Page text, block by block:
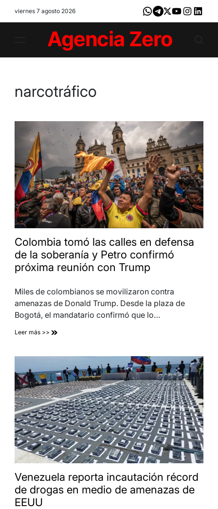
viernes 7 agosto 2026 Whatsapp
Telegram
X YoutubeInstagram
narcotráfico
Colombia tomó las calles en defensa
de la soberanía y Petro confirmó
próxima reunión con Trump
Miles de colombianos se movilizaron contra
amenazas de Donald Trump. Desde la plaza de
Bogotá, el mandatario confirmó que lo…
Leer más >>
Venezuela reporta incautación récord
de drogas en medio de amenazas de
EEUU